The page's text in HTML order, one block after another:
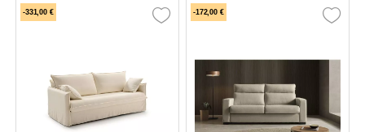
-331,00 € -172,00 €